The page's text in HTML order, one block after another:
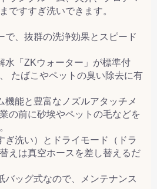
ですすぎ洗いできます。
で、抜群の洗浄効果とスピード
水「ZKウォーター」が標準付
たばこやペットの臭い除去に有
機能と豊富なノズルアタッチメ
の前に砂埃やペットの毛などを
ぎ洗い）とドライモード（ドラ
えは真空ホースを差し替えるだ
バッグ式なので、メンテナンス